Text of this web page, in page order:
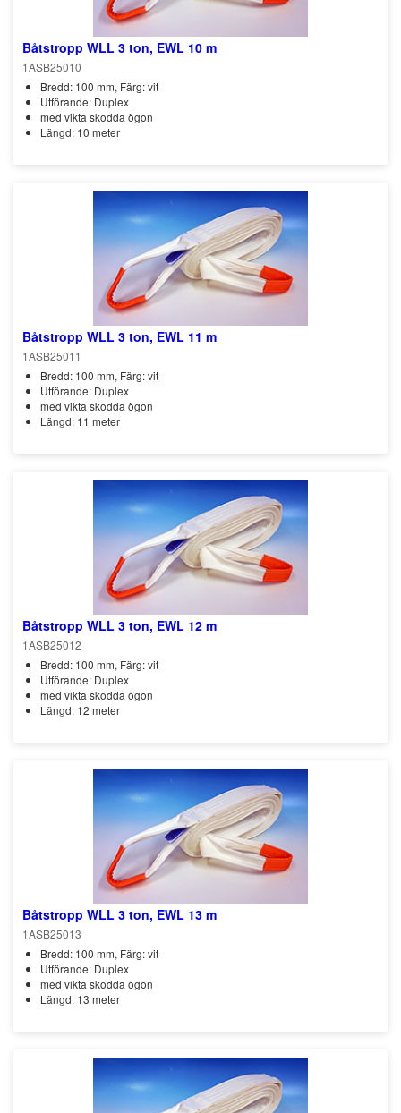
Båtstropp WLL 3 ton, EWL 10 m
1ASB25010
Bredd: 100 mm, Färg: vit
Utförande: Duplex
med vikta skodda ögon
Längd: 10 meter
Båtstropp WLL 3 ton, EWL 11 m
1ASB25011
Bredd: 100 mm, Färg: vit
Utförande: Duplex
med vikta skodda ögon
Längd: 11 meter
Båtstropp WLL 3 ton, EWL 12 m
1ASB25012
Bredd: 100 mm, Färg: vit
Utförande: Duplex
med vikta skodda ögon
Längd: 12 meter
Båtstropp WLL 3 ton, EWL 13 m
1ASB25013
Bredd: 100 mm, Färg: vit
Utförande: Duplex
med vikta skodda ögon
Längd: 13 meter